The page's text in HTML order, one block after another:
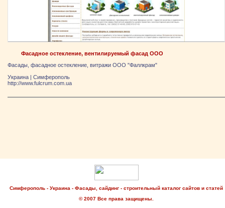
Фасадное остекление, вентилируемый фасад ООО
Фасады, фасадное остекление, витражи ООО "Фаллкрам"
Украина | Симферополь
http://www.fulcrum.com.ua
Симферополь - Украина - Фасады, сайдинг - строительный каталог сайтов и статей
© 2007 Все права защищены.